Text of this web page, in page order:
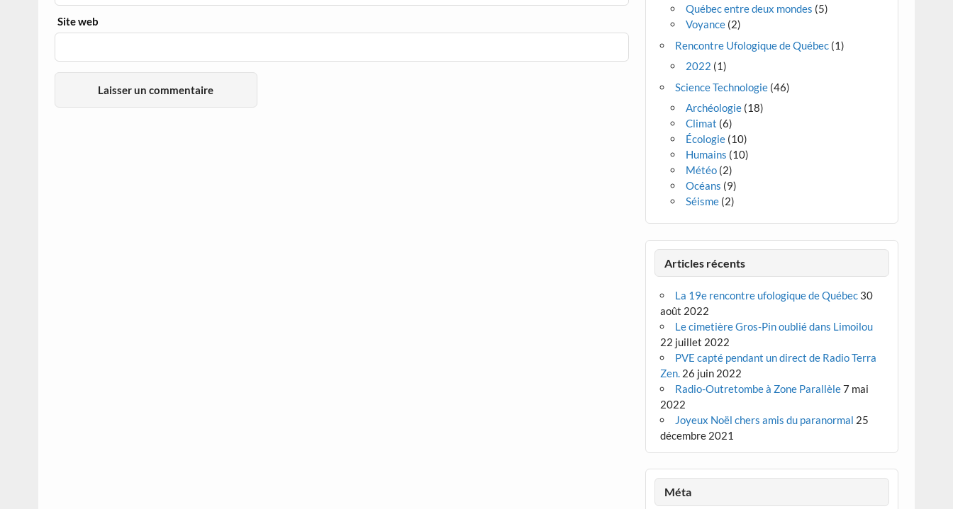
Site web
Québec entre deux mondes (5)
Voyance (2)
Rencontre Ufologique de Québec (1)
2022 (1)
Science Technologie (46)
Archéologie (18)
Climat (6)
Écologie (10)
Humains (10)
Météo (2)
Océans (9)
Séisme (2)
Articles récents
La 19e rencontre ufologique de Québec 30
août 2022
Le cimetière Gros-Pin oublié dans Limoilou
22 juillet 2022
PVE capté pendant un direct de Radio Terra
Zen. 26 juin 2022
Radio-Outretombe à Zone Parallèle7 mai
2022
Joyeux Noël chers amis du paranormal 25
décembre 2021
Méta